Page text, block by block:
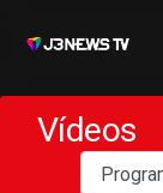
Vídeos